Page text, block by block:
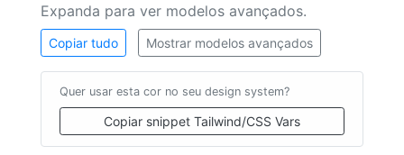
Expanda para ver modelos avançados.
Copiar tudo Mostrar modelos avançados
Quer usar esta cor no seu design system?
Copiar snippet Tailwind/CSS Vars